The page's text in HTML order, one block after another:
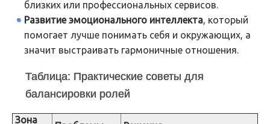
близких или профессиональных сервисов.
Развитие эмоционального интеллекта, который
помогает лучше понимать себя и окружающих, а
значит выстраивать гармоничные отношения.
Таблица: Практические советы для
балансировки ролей
Зона